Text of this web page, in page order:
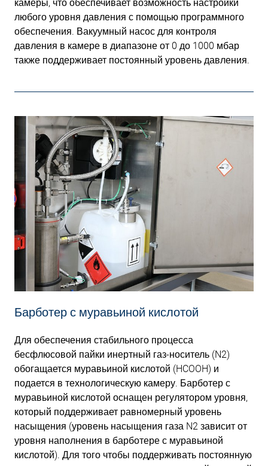
камеры, что обеспечивает возможность настройки
любого уровня давления с помощью программного
обеспечения. Вакуумный насос для контроля
давления в камере в диапазоне от 0 до 1000 мбар
также поддерживает постоянный уровень давления.
Барботер с муравьиной кислотой
Для обеспечения стабильного процесса
бесфлюсовой пайки инертный газ-носитель (N2)
обогащается муравьиной кислотой (HCOOH) и
подается в технологическую камеру. Барботер с
муравьиной кислотой оснащен регулятором уровня,
который поддерживает равномерный уровень
насыщения (уровень насыщения газа N2 зависит от
уровня наполнения в барботере с муравьиной
кислотой). Для того чтобы поддерживать постоянную